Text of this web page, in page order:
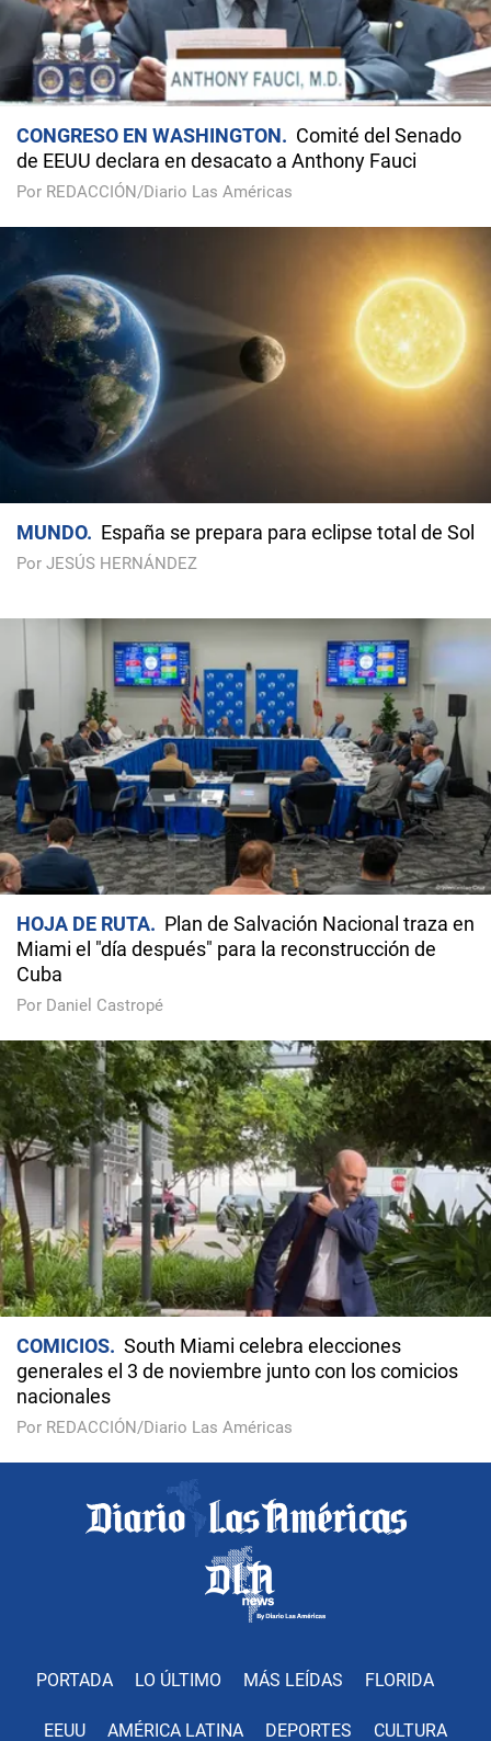
CONGRESO EN WASHINGTON
Comité del Senado
de EEUU declara en desacato a Anthony Fauci
Por REDACCIÓN/Diario Las Américas
MUNDO España se prepara para eclipse total de Sol
Por JESÚS HERNÁNDEZ
HOJA DE RUTA
Plan de Salvación Nacional traza en
Miami el "día después" para la reconstrucción de
Cuba
Por Daniel Castropé
COMICIOS
South Miami celebra elecciones
generales el 3 de noviembre junto con los comicios
nacionales
Por REDACCIÓN/Diario Las Américas
PORTADA LO ÚLTIMO MÁS LEÍDAS FLORIDA
EEUU AMÉRICA LATINA DEPORTES CULTURA